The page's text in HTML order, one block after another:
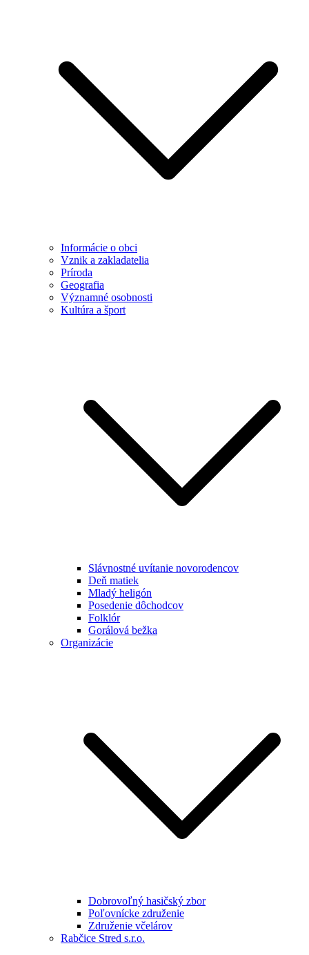
Informácie o obci
Vznik a zakladatelia
Príroda
Geografia
Významné osobnosti
Kultúra a šport
Slávnostné uvítanie novorodencov
Deň matiek
Mladý heligón
Posedenie dôchodcov
Folklór
Gorálová bežka
Organizácie
Dobrovoľný hasičský zbor
Poľovnícke združenie
Združenie včelárov
Rabčice Stred s.r.o.